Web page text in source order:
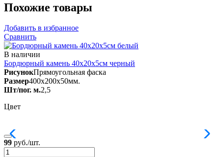
Похожие товары
Добавить в избранное
Сравнить
В наличии
Бордюрный камень 40х20х5см черный
РисунокПрямоугольная фаска
Размер400x200x50мм.
Шт/пог. м.2,5
Цвет
99 руб./шт.